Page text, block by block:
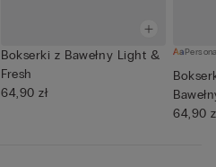
Bokserki z Bawełny Light &
Fresh
64,90 zł
64,90